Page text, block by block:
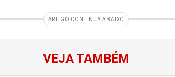
ARTIGO CONTINUA ABAIXO
VEJA TAMBÉM